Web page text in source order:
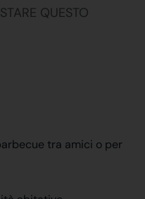
QUESTO
tra amici o per